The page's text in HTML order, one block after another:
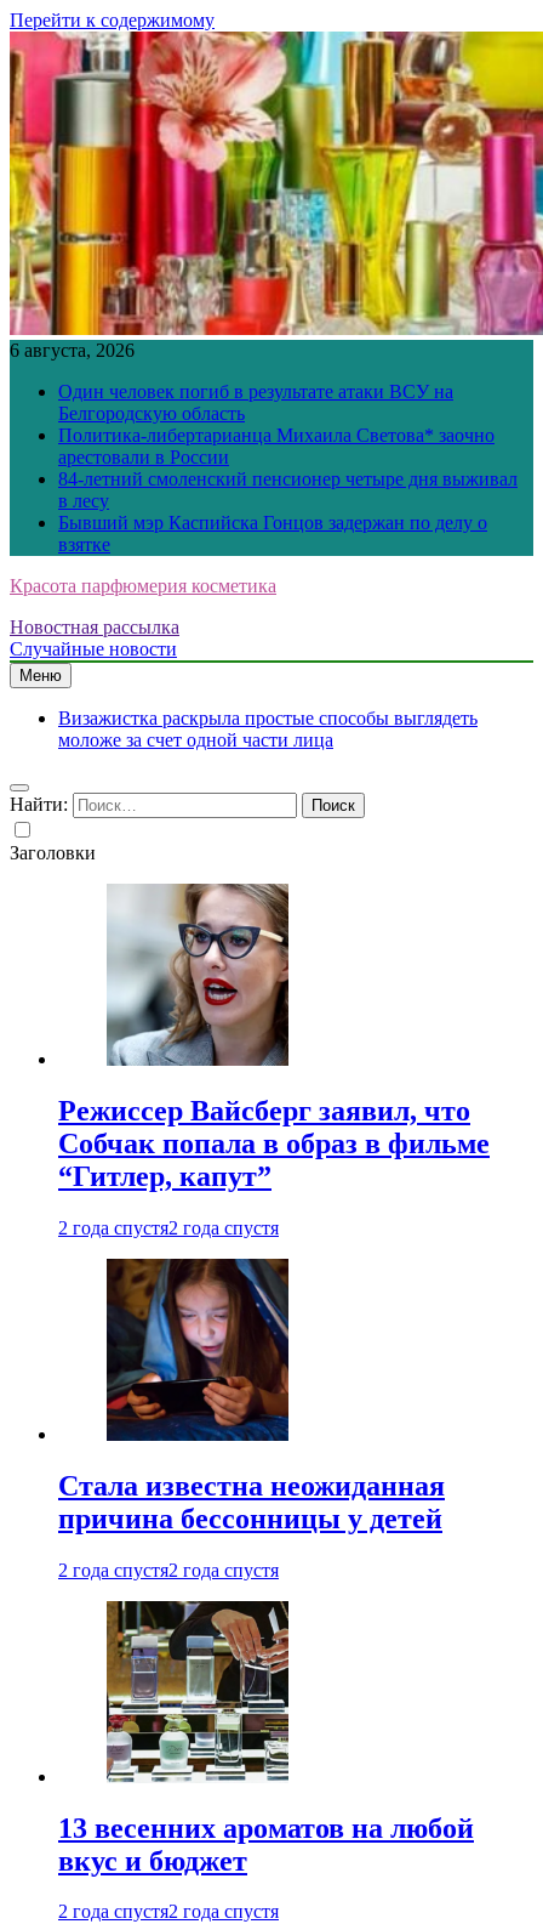
Перейти к содержимому
6 августа, 2026
Один человек погиб в результате атаки ВСУ на
Белгородскую область
Политика-либертарианца Михаила Светова* заочно
арестовали в России
84-летний смоленский пенсионер четыре дня выживал
в лесу
Бывший мэр Каспийска Гонцов задержан по делу о
взятке
Красота парфюмерия косметика
Новостная рассылка
Случайные новости
Меню
Визажистка раскрыла простые способы выглядеть
моложе за счет одной части лица
Найти:
Заголовки
Режиссер Вайсберг заявил, что
Собчак попала в образ в фильме
“Гитлер, капут”
2 года спустя2 года спустя
Стала известна неожиданная
причина бессонницы у детей
2 года спустя2 года спустя
13 весенних ароматов на любой
вкус и бюджет
2 года спустя2 года спустя